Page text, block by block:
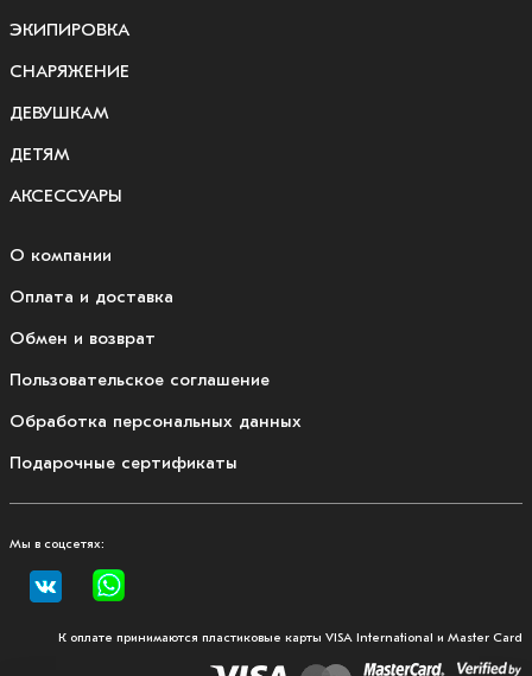
ЭКИПИРОВКА
СНАРЯЖЕНИЕ
ДЕВУШКАМ
ДЕТЯМ
АКСЕССУАРЫ
О компании
Оплата и доставка
Обмен и возврат
Пользовательское соглашение
Обработка персональных данных
Подарочные сертификаты
Мы в соцсетях:
К оплате принимаются пластиковые карты VISA International и Master Card